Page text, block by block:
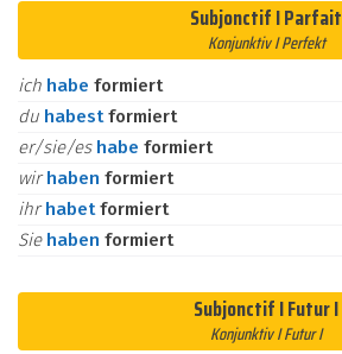
Subjonctif I Parfait
Konjunktiv I Perfekt
ich habe formiert
du habestformiert
er/sie/es habe formiert
wirhaben formiert
ihrhabetformiert
Sie haben formiert
Subjonctif I Futur I
Konjunktiv I Futur I